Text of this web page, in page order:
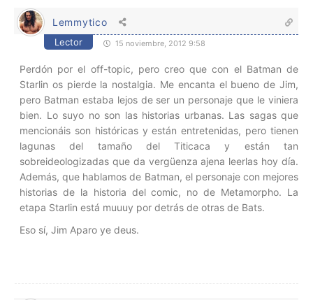
Lemmytico
Lector 15 noviembre, 2012 9:58
Perdón por el off-topic, pero creo que con el Batman de
Starlin os pierde la nostalgia. Me encanta el bueno de Jim,
pero Batman estaba lejos de ser un personaje que le viniera
bien. Lo suyo no son las historias urbanas. Las sagas que
mencionáis son históricas y están entretenidas, pero tienen
lagunas del tamaño del Titicaca y están tan
sobreideologizadas que da vergüenza ajena leerlas hoy día.
Además, que hablamos de Batman, el personaje con mejores
historias de la historia del comic, no de Metamorpho. La
etapa Starlin está muuuy por detrás de otras de Bats.
Eso sí, Jim Aparo ye deus.